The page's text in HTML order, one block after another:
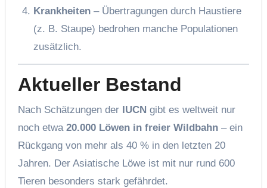
Krankheiten– Übertragungen durch Haustiere
(z. B. Staupe) bedrohen manche Populationen
zusätzlich.
Aktueller Bestand
Nach Schätzungen der IUCN gibt es weltweit nur
noch etwa 20.000 Löwen in freier Wildbahn– ein
Rückgang von mehr als 40 % in den letzten 20
Jahren. Der Asiatische Löwe ist mit nur rund 600
Tieren besonders stark gefährdet.